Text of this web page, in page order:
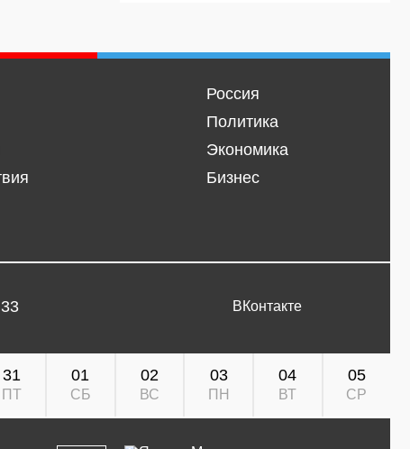
Россия
Политика
Экономика
Бизнес
ВКонтакте
31
ПТ
01
СБ
02
ВС
03
ПН
04
ВТ
05
СР